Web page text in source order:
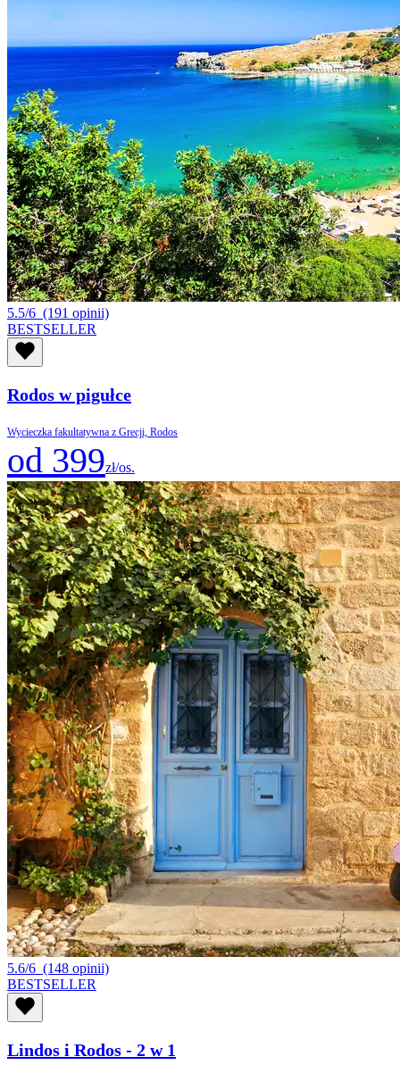
5.5/6 (191 opinii)
BESTSELLER
Rodos w pigułce
Wycieczka fakultatywna z Grecji, Rodos
od 399zł/os.
5.6/6 (148 opinii)
BESTSELLER
Lindos i Rodos - 2 w 1